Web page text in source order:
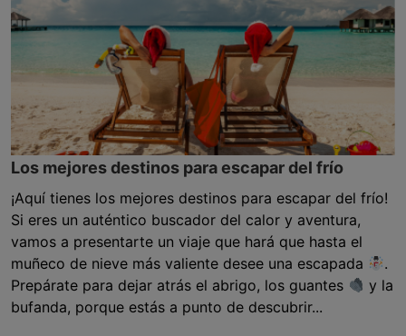
Los mejores destinos para escapar del frío
¡Aquí tienes los mejores destinos para escapar del frío!
Si eres un auténtico buscador del calor y aventura,
vamos a presentarte un viaje que hará que hasta el
muñeco de nieve más valiente desee una escapada
.
Prepárate para dejar atrás el abrigo, los guantes
y la
bufanda, porque estás a punto de descubrir...